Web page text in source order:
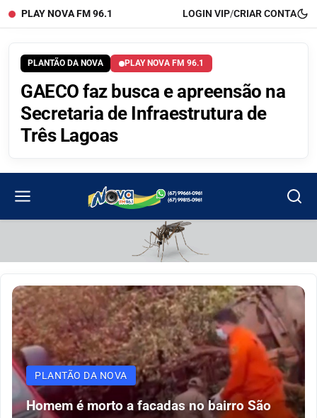
PLAY NOVA FM 96.1 LOGIN VIP/CRIAR CONTA
PLANTÃO DA NOVA PLAY NOVA FM 96.1
GAECO faz busca e apreensão na
Secretaria de Infraestrutura de
Três Lagoas
PLANTÃO DA NOVA
Homem é morto a facadas no bairro São